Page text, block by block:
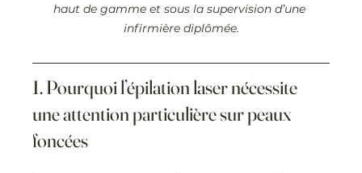
haut de gamme et sous la supervision d’une
infirmière diplômée.
1. Pourquoi l’épilation laser nécessite
une attention particulière sur peaux
foncées